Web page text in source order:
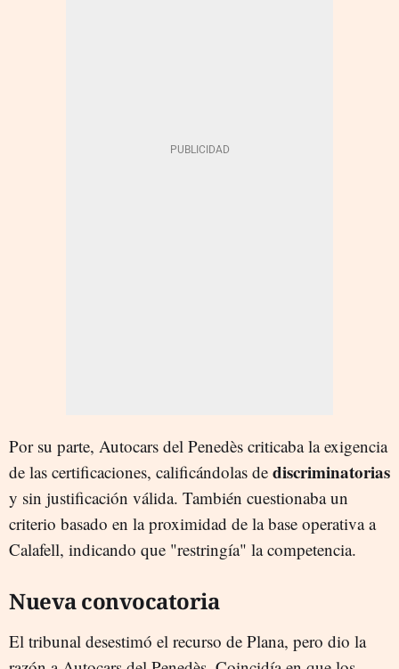
Por su parte, Autocars del Penedès criticaba la exigencia
de las certificaciones, calificándolas de discriminatorias
y sin justificación válida. También cuestionaba un
criterio basado en la proximidad de la base operativa a
Calafell, indicando que "restringía" la competencia.
Nueva convocatoria
El tribunal desestimó el recurso de Plana, pero dio la